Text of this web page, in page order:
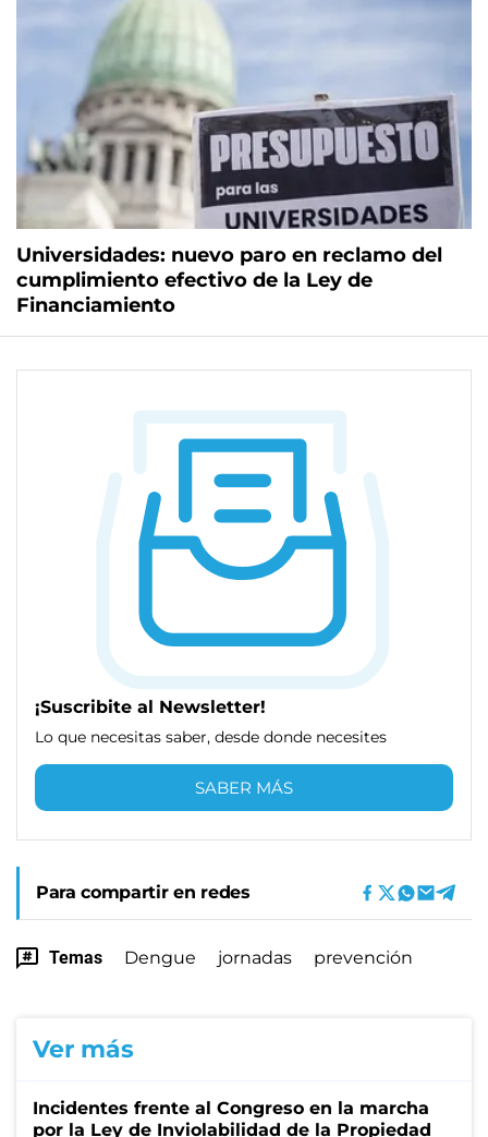
Universidades: nuevo paro en reclamo del
cumplimiento efectivo de la Ley de
Financiamiento
¡Suscribite al Newsletter!
Lo que necesitas saber, desde donde necesites
SABER MÁS
Para compartir en redes
Temas Dengue jornadas prevención
Ver más
Incidentes frente al Congreso en la marcha
por la Ley de Inviolabilidad de la Propiedad